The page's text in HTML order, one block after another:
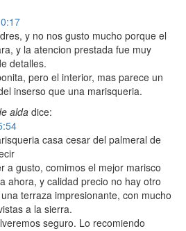
y no nos gusto mucho porque el
y la atencion prestada fue muy
detalles.
pero el interior, mas parece un
inserso que una marisqueria.
alda dice:
casa cesar del palmeral de
a gusto, comimos el mejor marisco
ahora, y calidad precio no hay otro
terraza impresionante, con mucho
a la sierra.
seguro. Lo recomiendo